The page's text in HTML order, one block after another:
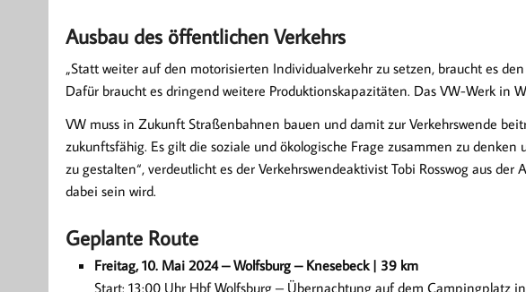
Ausbau des öffentlichen Verkehrs
„Statt weiter auf den motorisierten Individualverkehr zu setzen, braucht es
Dafür braucht es dringend weitere Produktionskapazitäten. Das VW-Werk in
VW muss in Zukunft Straßenbahnen bauen und damit zur Verkehrswende
zukunftsfähig. Es gilt die soziale und ökologische Frage zusammen zu
zu gestalten“, verdeutlicht es der Verkehrswendeaktivist Tobi Rosswog aus der
dabei sein wird.
Geplante Route
Freitag, 10. Mai 2024 – Wolfsburg – Knesebeck | 39 km
Start: 13:00 Uhr Hbf Wolfsburg – Übernachtung auf dem Campingplatz